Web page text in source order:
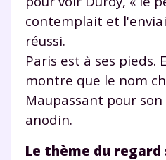
contemplait et
réussi.
Paris est à ses pieds.
montre que le nom
Maupassant pour
anodin.
Le thème du regard